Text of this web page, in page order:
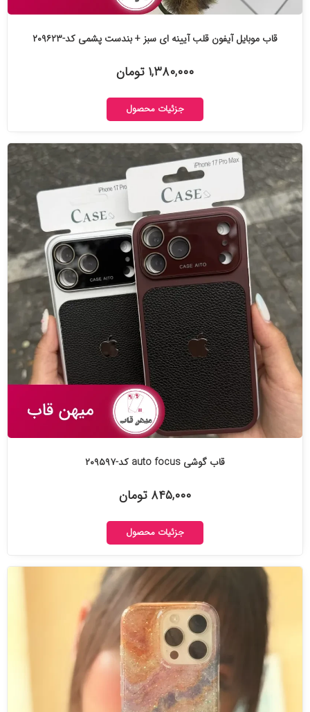
قاب موبایل آیفون قلب آیینه ای سبز + بندست پشمی کد-۲۰۹۶۲۳
۱,۳۸۰,۰۰۰ تومان
جزئیات محصول
قاب گوشی auto focus کد-۲۰۹۵۹۷
۸۴۵,۰۰۰ تومان
جزئیات محصول